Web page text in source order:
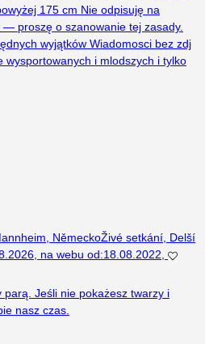
175 cm Nie odpisuję na
proszę o szanowanie tej zasady.
wyjątków Wiadomosci bez zdj
wysportowanych i mlodszych i tylko
NěmeckoŽivé setkání, Delší
, na webu od:18.08.2022,
Jeśli nie pokażesz twarzy i
nasz czas.